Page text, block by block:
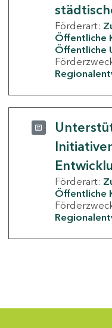
Förderart:
Öffentliche
Öffentliche
Förderart:
Öffentliche